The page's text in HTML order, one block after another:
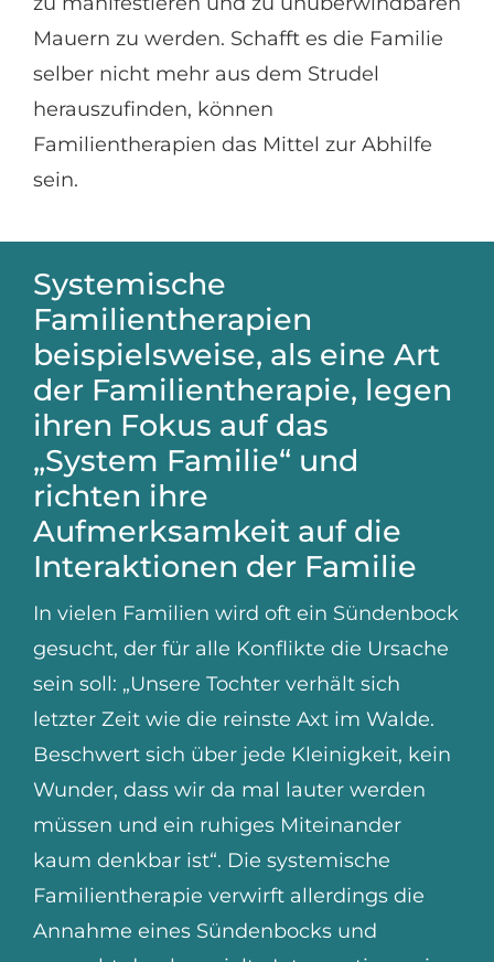
Mauern zu werden. Schafft es die Familie
selber nicht mehr aus dem Strudel
herauszufinden, können
Familientherapien das Mittel zur Abhilfe
sein.
Systemische
Familientherapien
beispielsweise, als eine Art
der Familientherapie, legen
ihren Fokus auf das
„System Familie“ und
richten ihre
Aufmerksamkeit auf die
Interaktionen der Familie
In vielen Familien wird oft ein Sündenbock
gesucht, der für alle Konflikte die Ursache
sein soll: „Unsere Tochter verhält sich
letzter Zeit wie die reinste Axt im Walde.
Beschwert sich über jede Kleinigkeit, kein
Wunder, dass wir da mal lauter werden
müssen und ein ruhiges Miteinander
kaum denkbar ist“. Die systemische
Familientherapie verwirft allerdings die
Annahme eines Sündenbocks und